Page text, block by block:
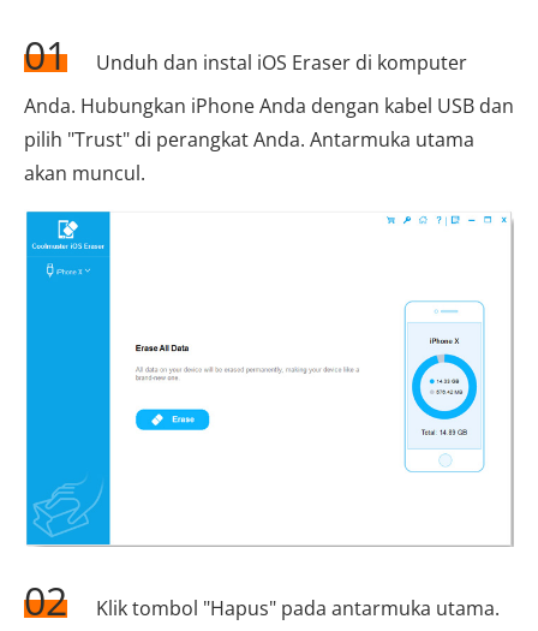
01
Unduh dan instal iOS Eraser di komputer
Anda. Hubungkan iPhone Anda dengan kabel USB dan
pilih "Trust" di perangkat Anda. Antarmuka utama
akan muncul.
02
Klik tombol "Hapus" pada antarmuka utama.